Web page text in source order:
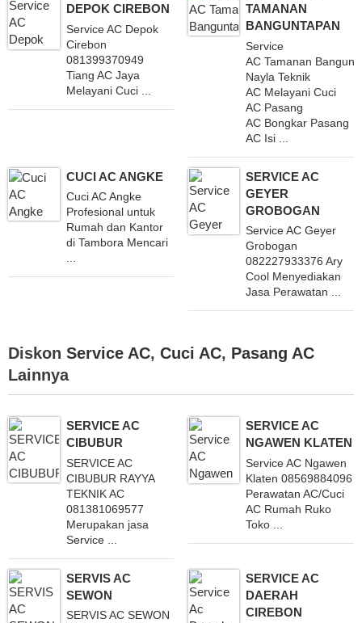
DEPOK CIREBON
Service AC Depok
Cirebon
081399370949
Tiang AC Jaya
Melayani Cuci ...
TAMANAN
BANGUNTAPAN
Service
AC Tamanan
Nayla Teknik
AC Melayani Cuci
AC Pasang
AC Bongkar Pasang
AC Isi ...
CUCI AC ANGKE
Cuci AC Angke
Profesional untuk
Rumah dan Kantor
di Tambora Mencari
SERVICE AC
GEYER
GROBOGAN
Service AC Geyer
Grobogan
082227933376 Ary
Cool Menyediakan
Jasa Perawatan ...
Diskon Service AC, Cuci AC, Pasang AC
Lainnya
SERVICE AC
CIBUBUR
SERVICE AC
CIBUBUR RAYYA
TEKNIK AC
081381069577
Merupakan jasa
Service ...
SERVICE AC
NGAWEN KLATEN
Service AC Ngawen
Klaten 08569884096
Perawatan AC/Cuci
AC Rumah Ruko
Toko ...
SERVIS AC
SEWON
SERVIS AC SEWON
SERVICE AC
DAERAH
CIREBON